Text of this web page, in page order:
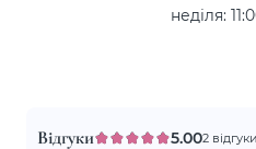
неділя:
Відгуки 5.002 відгуки